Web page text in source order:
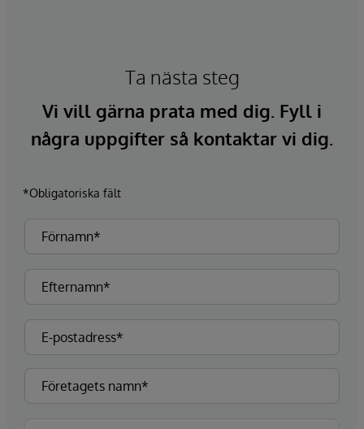
Ta nästa steg
Vi vill gärna prata med dig. Fyll i
några uppgifter så kontaktar vi dig.
*Obligatoriska fält